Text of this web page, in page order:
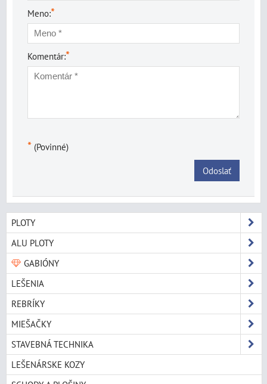
Meno:*
Komentár:*
* (Povinné)
Odoslať
PLOTY
ALU PLOTY
GABIÓNY
LEŠENIA
REBRÍKY
MIEŠAČKY
STAVEBNÁ TECHNIKA
LEŠENÁRSKE KOZY